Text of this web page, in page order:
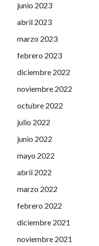
junio 2023
abril 2023
marzo 2023
febrero 2023
diciembre 2022
noviembre 2022
octubre 2022
julio 2022
junio 2022
mayo 2022
abril 2022
marzo 2022
febrero 2022
diciembre 2021
noviembre 2021